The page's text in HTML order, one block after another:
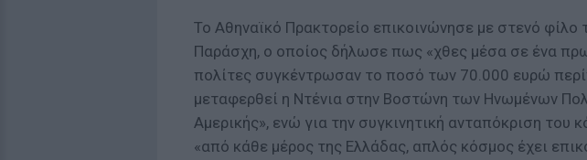
Το Αθηναϊκό Πρακτορείο επικοινώνησε με στενό φίλο
Παράσχη, ο οποίος δήλωσε πως «χθες μέσα σε ένα
πολίτες συγκέντρωσαν το ποσό των 70.000 ευρώ
μεταφερθεί η Ντένια στην Βοστώνη των Ηνωμένων
Αμερικής», ενώ για την συγκινητική ανταπόκριση του
«από κάθε μέρος της Ελλάδας, απλός κόσμος έχει